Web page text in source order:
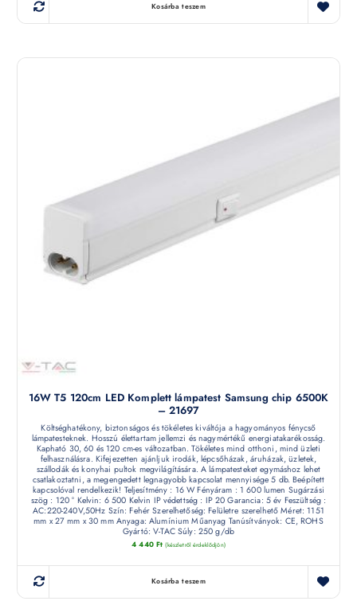
Kosárba teszem
16W T5 120cm LED Komplett lámpatest Samsung chip 6500K
– 21697
Költséghatékony, biztonságos és tökéletes kiváltója a hagyományos fénycső
lámpatesteknek. Hosszú élettartam jellemzi és nagymértékű energiatakarékosság.
Kapható 30, 60 és 120 cm-es változatban. Tökéletes mind otthoni, mind üzleti
felhasználásra. Kifejezetten ajánljuk irodák, lépcsőházak, áruházak, üzletek,
szállodák és konyhai pultok megvilágítására. A lámpatesteket egymáshoz lehet
csatlakoztatni, a megengedett legnagyobb kapcsolat mennyisége 5 db. Beépített
kapcsolóval rendelkezik! Teljesítmény : 16 W Fényáram : 1 600 lumen Sugárzási
szög : 120 ° Kelvin: 6 500 Kelvin IP védettség : IP 20 Garancia: 5 év Feszültség :
AC:220-240V,50Hz Szín: Fehér Szerelhetőség: Felületre szerelhető Méret: 1151
mm x 27 mm x 30 mm Anyaga: Alumínium Műanyag Tanúsítványok: CE, ROHS
Gyártó: V-TAC Súly: 250 g/db
4 440 Ft (készletről érdeklődjön)
Kosárba teszem